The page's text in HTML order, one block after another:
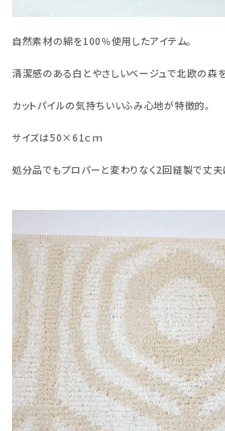
自然素材の綿を100％使用したアイテム。
清潔感のある白とやさしいベージュで北欧の森を
カットパイルの気持ちいいふみ心地が特徴的。
サイズは50×61ｃｍ
処分品でもプロパーと変わりなく2回縫製で丈夫